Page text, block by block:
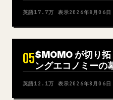
英語17.7万 表示2026年8月06日
05$MOMO が切り拓
ングエコノミーの
英語12.1万 表示2026年8月06日